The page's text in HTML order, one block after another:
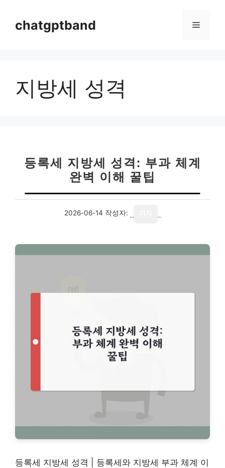
chatgptband 메
지방세 성격
등록세 지방세 성격: 부과 체계
완벽 이해 꿀팁
2026-06-14 작성자:
등록세 지방세 성격 | 등록세와 지방세 부과 체계 이